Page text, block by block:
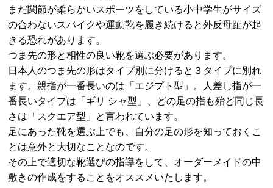
まだ関節が柔らかいスポーツをしている小中学生がサイズ
の合わないスパイクや運動靴を履き続けると外反母趾が起
きる恐れがあります。
つま先の形と相性の良い靴を選ぶ必要があります。
日本人のつま先の形はタイプ別に分けると３タイプに別れ
ます。親指が一番長いのは「エジプト型」。人差し指が一
番長いタイプは「ギリ シャ型」、どの足の指も殆ど同じ長
さは「スクエア型」と言われています。
足にあった靴を選ぶ上でも、自分の足の形を知っておくこ
とは意外と大切なことなのです。
その上で適切な靴選びの指導をして、オーダーメイドの中
敷きの作成をすることをオススメいたします。